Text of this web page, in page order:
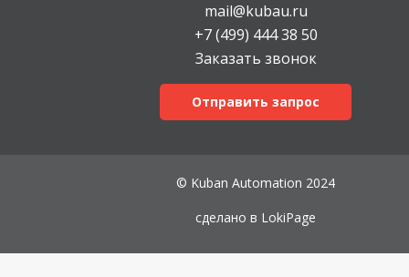
mail@kubau.ru
+7 (499) 444 38 50
Заказать звонок
Отправить запрос
© Kuban Automation 2024
сделано в LokiPage